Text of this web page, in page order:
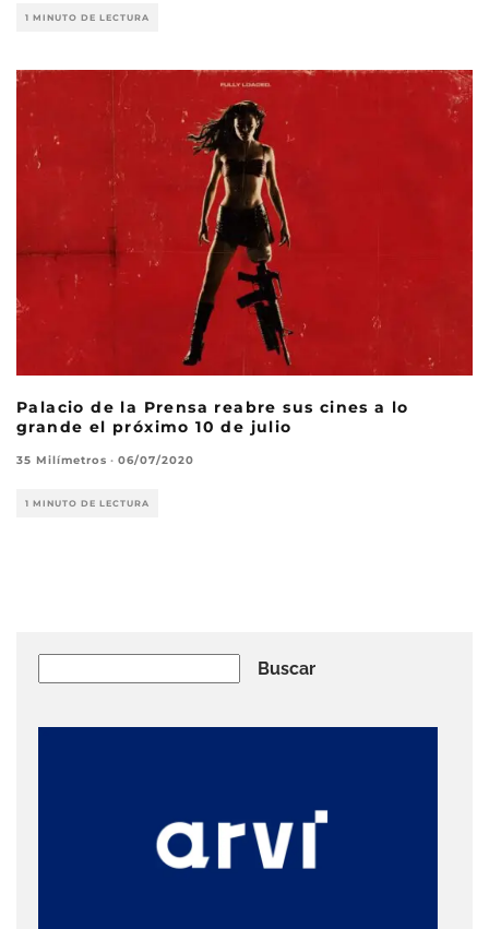
1 MINUTO DE LECTURA
Palacio de la Prensa reabre sus cines a lo
grande el próximo 10 de julio
35 Milímetros · 06/07/2020
1 MINUTO DE LECTURA
Buscar